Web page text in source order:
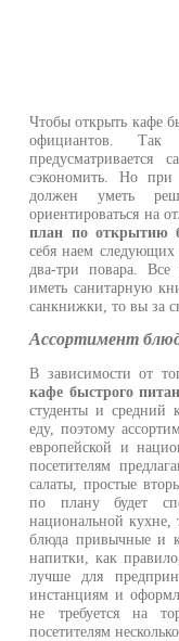
Чтобы открыть кафе
официантов.
сэкономить. Но при
должен уметь
ориентироваться на
план по открытию
себя наем следующих
два-три повара.
иметь санитарную
санкнижки, то вы за
Ассортимент
В зависимости от
кафе быстрого
студенты и средний
еду, поэтому
европейской и
посетителям
салаты, простые
по плану будет
национальной
блюда привычные и
напитки, как
лучше для
инстанциям и
не требуется на
посетителям